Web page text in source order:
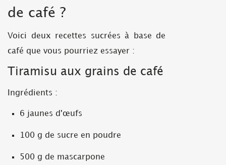
de café ?
Voici deux recettes sucrées à base de
café que vous pourriez essayer :
Tiramisu aux grains de café
Ingrédients :
6 jaunes d'œufs
100 g de sucre en poudre
500 g de mascarpone